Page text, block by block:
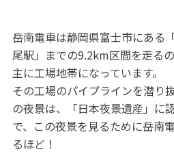
岳南電車は静岡県富士市にある
尾駅」までの9.2km区間を走る
主に工場地帯になっています。
その工場のパイプラインを潜り
の夜景は、「日本夜景遺産」に
で、この夜景を見るために岳南
るほど！